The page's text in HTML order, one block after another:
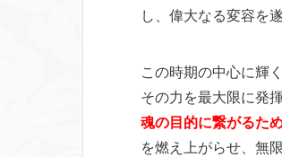
し、偉大なる変容を
この時期の中心に輝
その力を最大限に発
魂の目的に繋がるた
を燃え上がらせ、無